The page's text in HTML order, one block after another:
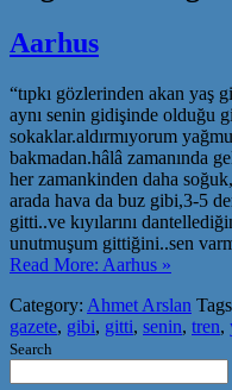
Aarhus
“tıpkı gözlerinden akan yaş
aynı senin gidişinde olduğu
sokaklar.aldırmıyorum
bakmadan.hâlâ zamanında
her zamankinden daha
arada hava da buz gibi,3-5
gitti..ve kıyılarını
unutmuşum gittiğini..sen
Read More: Aarhus »
Category: Ahmet Arslan
gazete, gibi, gitti, senin, tren,
Search